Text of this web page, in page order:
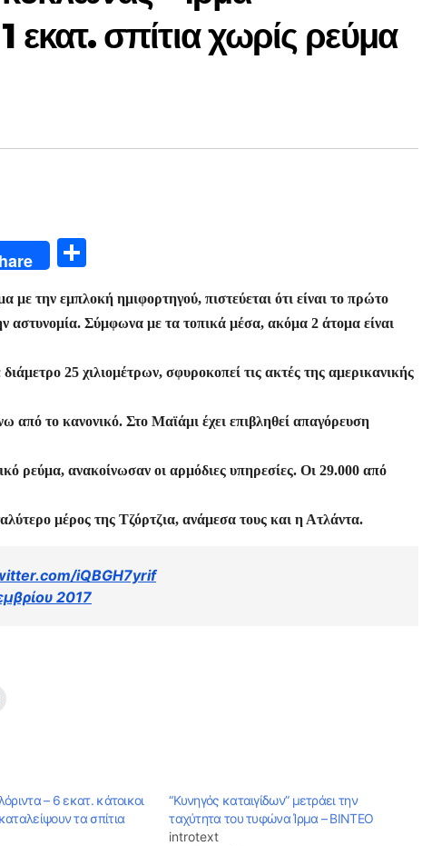
εκατ. σπίτια χωρίς ρεύμα
ρ
α
σ
ίτ
την εμπλοκή ημιφορτηγού, πιστεύεται ότι είναι το πρώτο
Σύμφωνα με τα τοπικά μέσα, ακόμα 2 άτομα είναι
25 χιλιομέτρων, σφυροκοπεί τις ακτές της αμερικανικής
από το κανονικό. Στο Μαϊάμι έχει επιβληθεί απαγόρευση
ρεύμα, ανακοίνωσαν οι αρμόδιες υπηρεσίες. Οι 29.000 από
μέρος της Τζόρτζια, ανάμεσα τους και η Ατλάντα.
iQBGH7yrif
2017
– 6 εκατ. κάτοικοι
τα σπίτια
“Κυνηγός καταιγίδων” μετράει την
ταχύτητα του τυφώνα Ίρμα – ΒΙΝΤΕΟ
introtext